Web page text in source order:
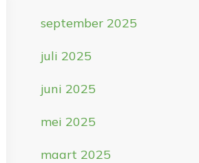
september 2025
juli 2025
juni 2025
mei 2025
maart 2025